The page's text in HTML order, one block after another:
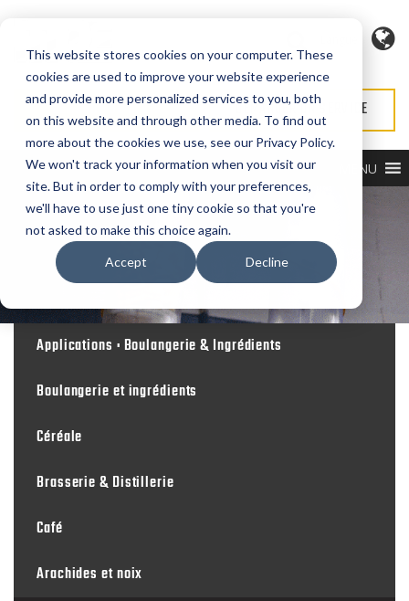
This website stores cookies on your computer. These
cookies are used to improve your website experience
and provide more personalized services to you, both
on this website and through other media. To find out
more about the cookies we use, see our Privacy Policy.
We won't track your information when you visit our
site. But in order to comply with your preferences,
we'll have to use just one tiny cookie so that you're
not asked to make this choice again.
Accept Decline
DEMANDE DE DEVIS DEMANDER UN SERVICE
MENU
Applications : Boulangerie & Ingrédients
Boulangerie et ingrédients
Céréale
Brasserie & Distillerie
Café
Arachides et noix